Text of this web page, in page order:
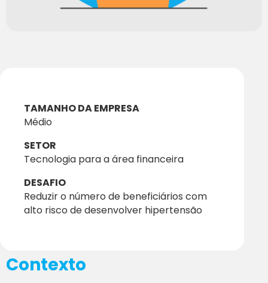
TAMANHO DA EMPRESA
Médio
SETOR
Tecnologia para a área financeira
DESAFIO
Reduzir o número de beneficiários com
alto risco de desenvolver hipertensão
Contexto